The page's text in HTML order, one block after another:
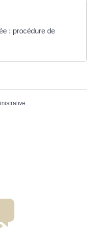
: procédure de